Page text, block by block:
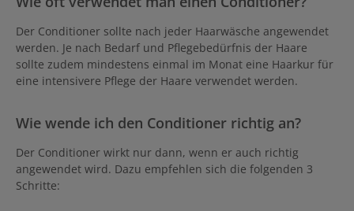
Der Conditioner sollte nach jeder Haarwäsche angewendet
werden. Je nach Bedarf und Pflegebedürfnis der Haare
sollte zudem mindestens einmal im Monat eine Haarkur für
eine intensivere Pflege der Haare verwendet werden.
Wie wende ich den Conditioner richtig an?
Der Conditioner wirkt nur dann, wenn er auch richtig
angewendet wird. Dazu empfehlen sich die folgenden 3
Schritte: